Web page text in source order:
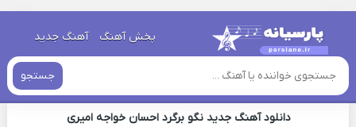
پخش آهنگ آهنگ جدید
جستجو
خانه » دانلود آهنگ جدید
اهنگ احسان خواجه امیری نگو برگرد جدید
دانلود آهنگ جدید نگو برگرد احسان خواجه امیری